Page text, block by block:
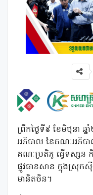
ព្រឹកថ្ងៃទី៩ ខែមិថុនា
អភិបាល នៃគណៈអភិបា
គណៈប្រតិភូ ធ្វើទស្ស
ផ្លូវធានសាន ក្នុងស្រុ
មានិតចិន។